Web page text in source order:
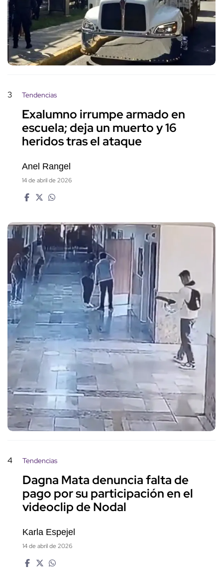
3 Tendencias
Exalumno irrumpe armado en
escuela; deja un muerto y 16
heridos tras el ataque
Anel Rangel
14 de abril de 2026
4 Tendencias
Dagna Mata denuncia falta de
pago por su participación en el
videoclip de Nodal
Karla Espejel
14 de abril de 2026